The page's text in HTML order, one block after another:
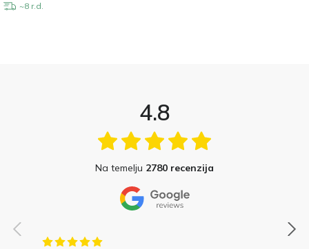
~8 r.d.
4.8
Na temelju 2780 recenzija